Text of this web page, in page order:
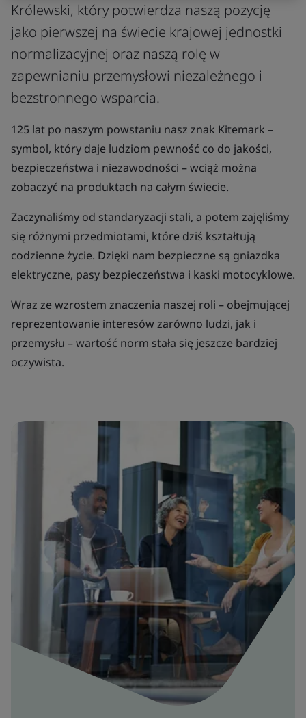
Królewski, który potwierdza naszą pozycję
jako pierwszej na świecie krajowej jednostki
normalizacyjnej oraz naszą rolę w
zapewnianiu przemysłowi niezależnego i
bezstronnego wsparcia.
125 lat po naszym powstaniu nasz znak Kitemark –
symbol, który daje ludziom pewność co do jakości,
bezpieczeństwa i niezawodności – wciąż można
zobaczyć na produktach na całym świecie.
Zaczynaliśmy od standaryzacji stali, a potem zajęliśmy
się różnymi przedmiotami, które dziś kształtują
codzienne życie. Dzięki nam bezpieczne są gniazdka
elektryczne, pasy bezpieczeństwa i kaski motocyklowe.
Wraz ze wzrostem znaczenia naszej roli – obejmującej
reprezentowanie interesów zarówno ludzi, jak i
przemysłu – wartość norm stała się jeszcze bardziej
oczywista.